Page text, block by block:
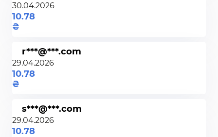
30.04.2026
10.78
r***@***.com
29.04.2026
10.78
s***@***.com
29.04.2026
10.78